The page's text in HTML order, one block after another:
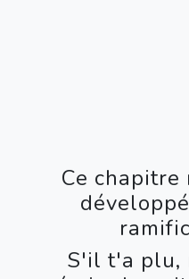
Ce chapitre
S'il t'a plu,